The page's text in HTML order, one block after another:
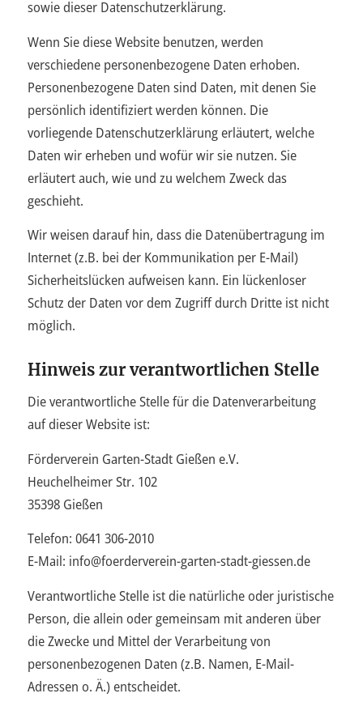
sowie dieser Datenschutzerklärung.
Wenn Sie diese Website benutzen, werden
verschiedene personenbezogene Daten erhoben.
Personenbezogene Daten sind Daten, mit denen Sie
persönlich identifiziert werden können. Die
vorliegende Datenschutzerklärung erläutert, welche
Daten wir erheben und wofür wir sie nutzen. Sie
erläutert auch, wie und zu welchem Zweck das
geschieht.
Wir weisen darauf hin, dass die Datenübertragung im
Internet (z.B. bei der Kommunikation per E-Mail)
Sicherheitslücken aufweisen kann. Ein lückenloser
Schutz der Daten vor dem Zugriff durch Dritte ist nicht
möglich.
Hinweis zur verantwortlichen Stelle
Die verantwortliche Stelle für die Datenverarbeitung
auf dieser Website ist:
Förderverein Garten-Stadt Gießen e.V.
Heuchelheimer Str. 102
35398 Gießen
Telefon: 0641 306-2010
E-Mail: info@foerderverein-garten-stadt-giessen.de
Verantwortliche Stelle ist die natürliche oder juristische
Person, die allein oder gemeinsam mit anderen über
die Zwecke und Mittel der Verarbeitung von
personenbezogenen Daten (z.B. Namen, E-Mail-
Adressen o. Ä.) entscheidet.